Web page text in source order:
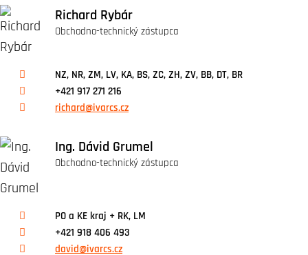
Richard Rybár
Obchodno-technický zástupca
NZ, NR, ZM, LV, KA, BS, ZC, ZH, ZV, BB, DT, BR
+421 917 271 216
richard@ivarcs.cz
Ing. Dávid Grumel
Obchodno-technický zástupca
PO a KE kraj + RK, LM
+421 918 406 493
david@ivarcs.cz